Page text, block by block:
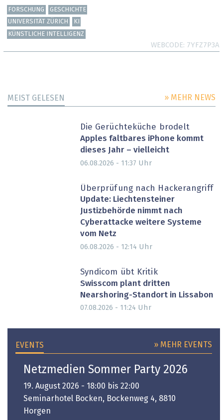
FORSCHUNG
GESCHICHTE
UNIVERSITÄT ZÜRICH
KI
KÜNSTLICHE INTELLIGENZ
WEBCODE 7YFZ7P3A
MEIST GELESEN » MEHR NEWS
Die Gerüchteküche brodelt
Apples faltbares iPhone kommt
dieses Jahr – vielleicht
06.08.2026 - 11:37 Uhr
Überprüfung nach Hackerangriff
Update: Liechtensteiner
Justizbehörde nimmt nach
Cyberattacke weitere Systeme
vom Netz
06.08.2026 - 12:14 Uhr
Syndicom übt Kritik
Swisscom plant dritten
Nearshoring-Standort in Lissabon
07.08.2026 - 11:24 Uhr
EVENTS » MEHR EVENTS
Netzmedien Sommer Party 2026
19. August 2026 - 18:00 bis 22:00
Seminarhotel Bocken, Bockenweg 4, 8810
Horgen